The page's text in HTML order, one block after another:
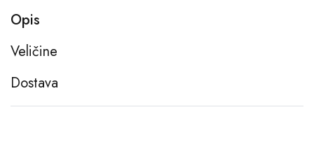
Opis
Veličine
Dostava